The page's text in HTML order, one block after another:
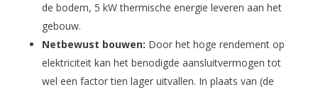
de bodem, 5 kW thermische energie leveren aan het
gebouw.
Netbewust bouwen: Door het hoge rendement op
elektriciteit kan het benodigde aansluitvermogen tot
wel een factor tien lager uitvallen. In plaats van (de